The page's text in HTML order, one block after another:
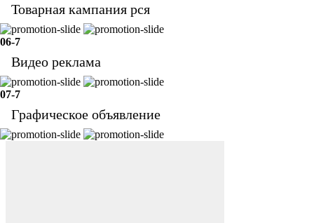
Товарная кампания рся
06-7
Видео реклама
07-7
Графическое объявление